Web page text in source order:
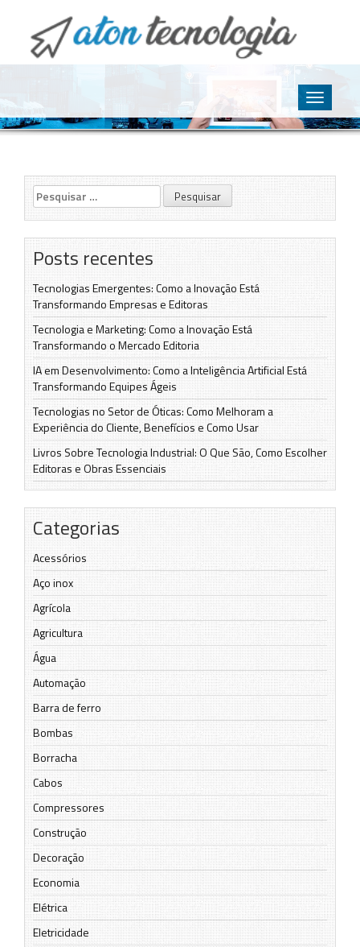
O point da Tecnologia
Toggle
Pesquisar
por:
Posts recentes
Tecnologias Emergentes: Como a Inovação Está
Transformando Empresas e Editoras
Tecnologia e Marketing: Como a Inovação Está
Transformando o Mercado Editoria
IA em Desenvolvimento: Como a Inteligência Artificial Está
Transformando Equipes Ágeis
Tecnologias no Setor de Óticas: Como Melhoram a
Experiência do Cliente, Benefícios e Como Usar
Livros Sobre Tecnologia Industrial: O Que São, Como Escolher
Editoras e Obras Essenciais
Categorias
Acessórios
Aço inox
Agrícola
Agricultura
Água
Automação
Barra de ferro
Bombas
Borracha
Cabos
Compressores
Construção
Decoração
Economia
Elétrica
Eletricidade